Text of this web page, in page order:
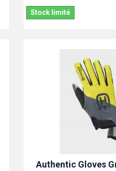
Stock limité
Authentic Gloves